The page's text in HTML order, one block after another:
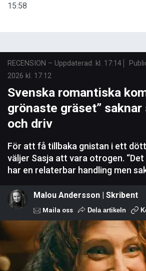
15:58
RECENSION – Uppdaterad: kl. 17:14
2026 kl. 17:12
Svenska romantiska
grönaste gräset” saknar
och driv
För att få tillbaka gnistan i ett
väljer Sasja att vara otrogen.
har en relaterbar handling men
Malou Andersson | Skribent
Maila oss Dela artikeln